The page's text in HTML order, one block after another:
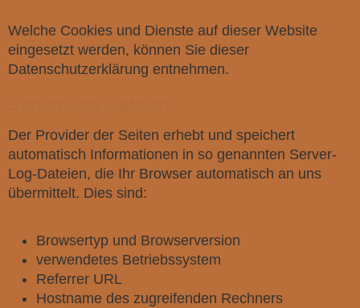
Welche Cookies und Dienste auf dieser Website
eingesetzt werden, können Sie dieser
Datenschutzerklärung entnehmen.
Der Provider der Seiten erhebt und speichert
automatisch Informationen in so genannten Server-
Log-Dateien, die Ihr Browser automatisch an uns
übermittelt. Dies sind:
Browsertyp und Browserversion
verwendetes Betriebssystem
Referrer URL
Hostname des zugreifenden Rechners